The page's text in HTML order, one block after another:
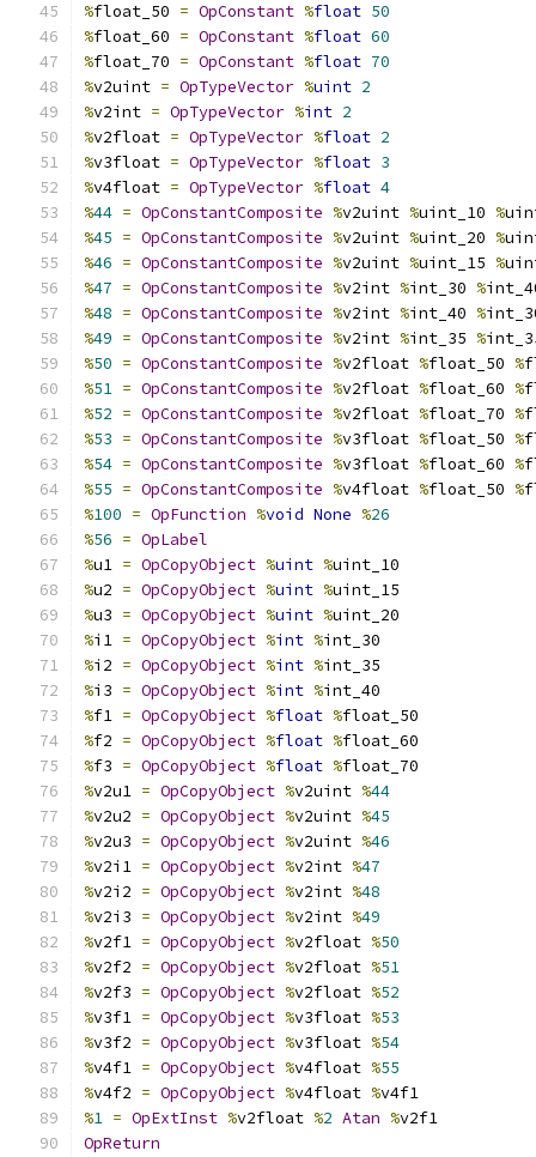
%float_50 = OpConstant %float 50
%float_60 = OpConstant %float 60
%float_70 = OpConstant %float 70
%v2uint = OpTypeVector %uint 2
%v2int = OpTypeVector %int 2
%v2float = OpTypeVector %float 2
%v3float = OpTypeVector %float 3
%v4float = OpTypeVector %float 4
%44 = OpConstantComposite %v2uint %uint_10 %
%45 = OpConstantComposite %v2uint %uint_20 %
%46 = OpConstantComposite %v2uint %uint_15 %
%47 = OpConstantComposite %v2int %int_30 %
%48 = OpConstantComposite %v2int %int_40 %
%49 = OpConstantComposite %v2int %int_35 %
%50 = OpConstantComposite %v2float %float_50 %
%51 = OpConstantComposite %v2float %float_60 %
%52 = OpConstantComposite %v2float %float_70 %
%53 = OpConstantComposite %v3float %float_50 %
%54 = OpConstantComposite %v3float %float_60 %
%55 = OpConstantComposite %v4float %float_50 %
%100 = OpFunction %void None %26
%56 = OpLabel
%u1 = OpCopyObject %uint %uint_10
%u2 = OpCopyObject %uint %uint_15
%u3 = OpCopyObject %uint %uint_20
%i1 = OpCopyObject %int %int_30
%i2 = OpCopyObject %int %int_35
%i3 = OpCopyObject %int %int_40
%f1 = OpCopyObject %float %float_50
%f2 = OpCopyObject %float %float_60
%f3 = OpCopyObject %float %float_70
%v2u1 = OpCopyObject %v2uint %44
%v2u2 = OpCopyObject %v2uint %45
%v2u3 = OpCopyObject %v2uint %46
%v2i1 = OpCopyObject %v2int %47
%v2i2 = OpCopyObject %v2int %48
%v2i3 = OpCopyObject %v2int %49
%v2f1 = OpCopyObject %v2float %50
%v2f2 = OpCopyObject %v2float %51
%v2f3 = OpCopyObject %v2float %52
%v3f1 = OpCopyObject %v3float %53
%v3f2 = OpCopyObject %v3float %54
%v4f1 = OpCopyObject %v4float %55
%v4f2 = OpCopyObject %v4float %v4f1
%1 = OpExtInst %v2float %2 Atan %v2f1
OpReturn